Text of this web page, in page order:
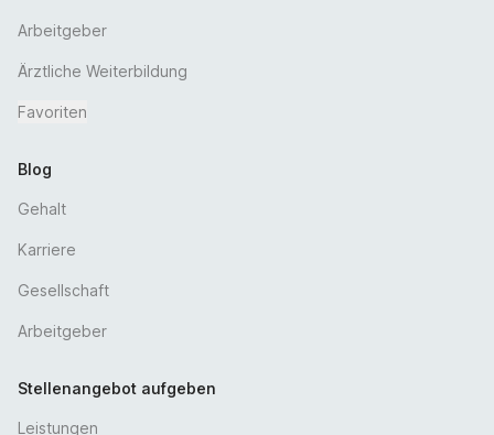
Arbeitgeber
Ärztliche Weiterbildung
Favoriten
Blog
Gehalt
Karriere
Gesellschaft
Arbeitgeber
Stellenangebot aufgeben
Leistungen